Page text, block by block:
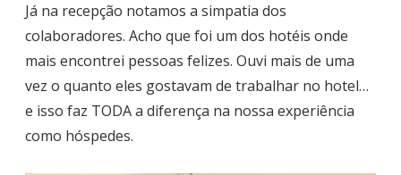
Já na recepção notamos a simpatia dos
colaboradores. Acho que foi um dos hotéis onde
mais encontrei pessoas felizes. Ouvi mais de uma
vez o quanto eles gostavam de trabalhar no hotel…
e isso faz TODA a diferença na nossa experiência
como hóspedes.